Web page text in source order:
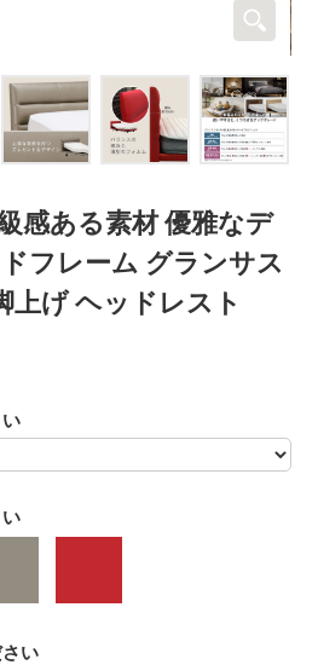
感ある素材 優雅なデ
フレーム グランサス
上げ ヘッドレスト
い